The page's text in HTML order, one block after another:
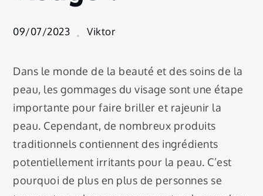
09/07/2023 Viktor
Dans le monde de la beauté et des soins de la
peau, les gommages du visage sont une étape
importante pour faire briller et rajeunir la
peau. Cependant, de nombreux produits
traditionnels contiennent des ingrédients
potentiellement irritants pour la peau. C’est
pourquoi de plus en plus de personnes se